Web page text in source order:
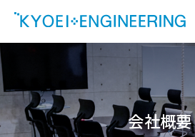
会社概要